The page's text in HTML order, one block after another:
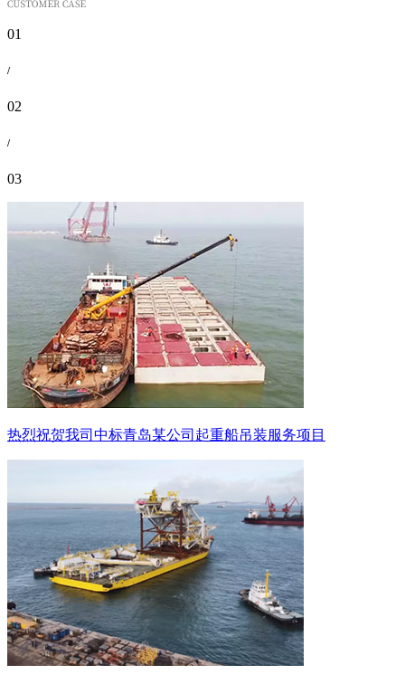
01
/
02
/
03
热烈祝贺我司中标青岛某公司起重船吊装服务项目